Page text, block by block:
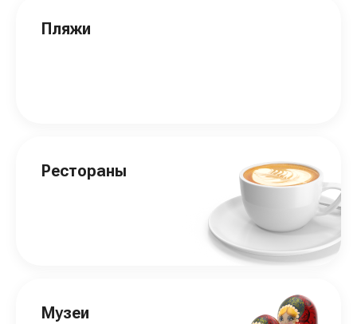
Пляжи
Рестораны
Музеи